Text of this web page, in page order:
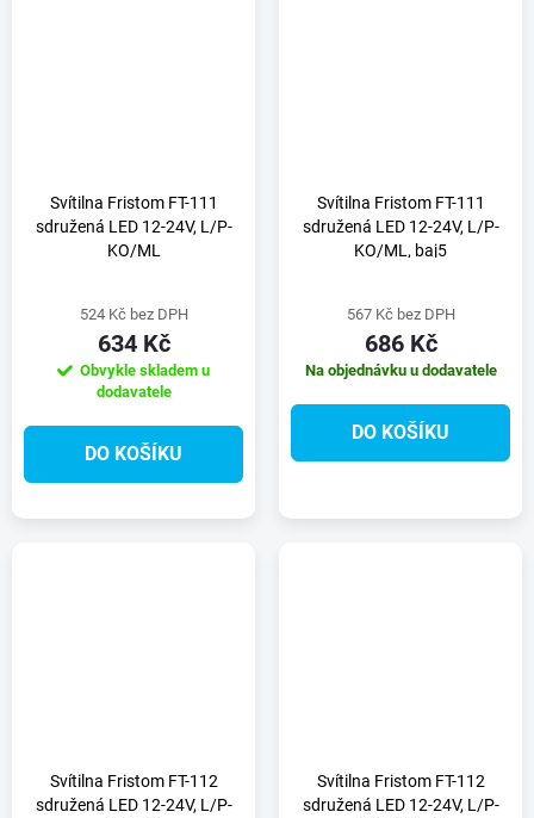
Svítilna Fristom FT-111
sdružená LED 12-24V, L/P-
KO/ML
524 Kč bez DPH
634 Kč
Obvykle skladem u
dodavatele
DO KOŠÍKU
Svítilna Fristom FT-111
sdružená LED 12-24V, L/P-
KO/ML, baj5
567 Kč bez DPH
686 Kč
Na objednávku u dodavatele
DO KOŠÍKU
Svítilna Fristom FT-112
sdružená LED 12-24V, L/P-
Svítilna Fristom FT-112
sdružená LED 12-24V, L/P-